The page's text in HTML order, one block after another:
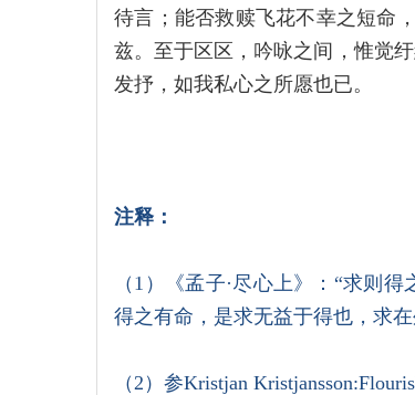
待言；能否救赎飞花不幸之短命
兹。至于区区，吟咏之间，惟觉
发抒，如我私心之所愿也已。
注释：
（1）《孟子·尽心上》：“求则
得之有命，是求无益于得也，求
（2）参Kristjan